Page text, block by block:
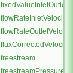
fixedValueInletOutlet
flowRateInletVelocity
flowRateOutletVelocity
fluxCorrectedVelocity
freestream
freestreamPressure